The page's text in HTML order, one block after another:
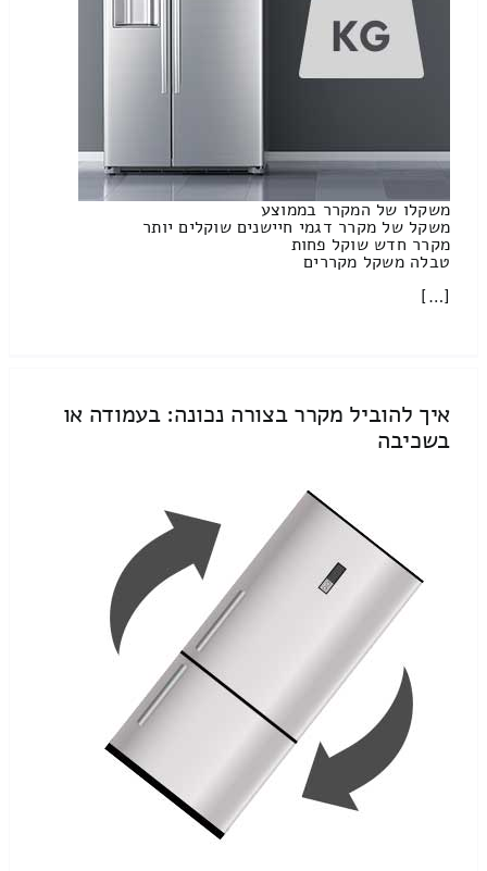
משקלו של המקרר בממוצע
משקל של מקרר דגמי חיישנים שוקלים יותר
מקרר חדש שוקל פחות
טבלה משקל מקררים
[…]
איך להוביל מקרר בצורה נכונה: בעמודה או
בשכיבה